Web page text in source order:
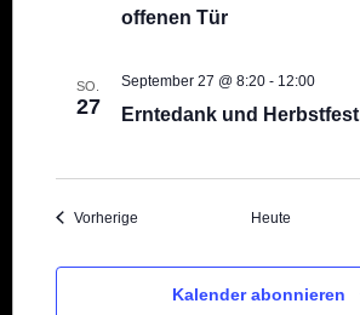
offenen Tür
SO.
27 Erntedank und Herbstfest
September 27 @ 8:20- 12:00
VorherigeVeranstaltungen Heute
Kalender abonnieren